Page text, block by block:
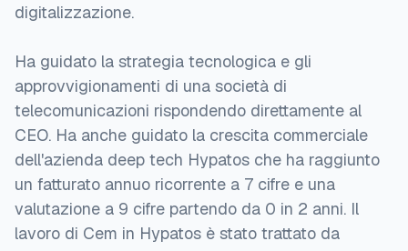
digitalizzazione.
Ha guidato la strategia tecnologica e gli
approvvigionamenti di una società di
telecomunicazioni rispondendo direttamente al
CEO. Ha anche guidato la crescita commerciale
dell'azienda deep tech Hypatos che ha raggiunto
un fatturato annuo ricorrente a 7 cifre e una
valutazione a 9 cifre partendo da 0 in 2 anni. Il
lavoro di Cem in Hypatos è stato trattato da